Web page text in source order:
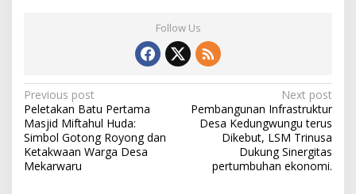
o
k
n
ar
eFollow Us
P
o
s
t
Previous post
Peletakan Batu Pertama
Masjid Miftahul Huda:
Simbol Gotong Royong dan
Ketakwaan Warga Desa
Mekarwaru
Next post
Pembangunan Infrastruktur
Desa Kedungwungu terus
Dikebut, LSM Trinusa
Dukung Sinergitas
pertumbuhan ekonomi.